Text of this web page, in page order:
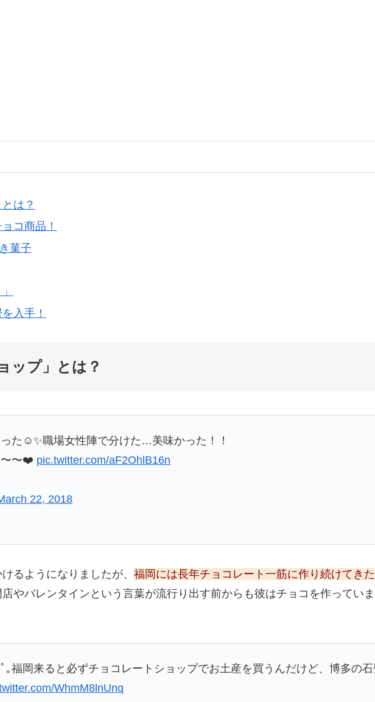
は？
コ商品！
菓子
入手！
ップ」とは？
た☺️✨職場女性陣で分けた…美味かった！！
〜〜❤️ pic.twitter.com/aF2OhlB16n
22, 2018
るようになりましたが、 福岡には長年チョコレート一筋に作り続けてき
やバレンタインという言葉が流行り出す前からも彼はチョコを作ってい
｡福岡来ると必ずチョコレートショップでお土産を買うんだけど、博多の
WhmM8lnUnq